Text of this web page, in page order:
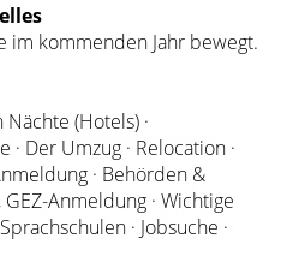
kommenden Jahr bewegt.
(Hotels) ·
Der Umzug · Relocation ·
· Behörden &
Anmeldung · Wichtige
· Jobsuche ·